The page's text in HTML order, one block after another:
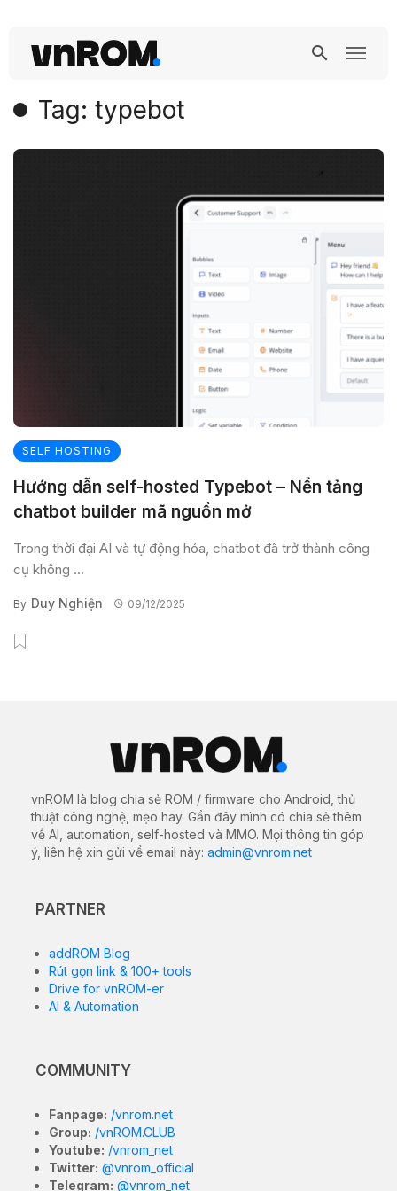
Tag: typebot
SELF HOSTING
Hướng dẫn self-hosted Typebot – Nền tảng
chatbot builder mã nguồn mở
Trong thời đại AI và tự động hóa, chatbot đã trở thành công
cụ không ...
By Duy Nghiện 09/12/2025
vnROM là blog chia sẻ ROM / firmware cho Android, thủ
thuật công nghệ, mẹo hay. Gần đây mình có chia sẻ thêm
về AI, automation, self-hosted và MMO. Mọi thông tin góp
ý, liên hệ xin gửi về email này: admin@vnrom.net
PARTNER
addROM Blog
Rút gọn link & 100+ tools
Drive for vnROM-er
AI & Automation
COMMUNITY
Fanpage: /vnrom.net
Group: /vnROM.CLUB
Youtube: /vnrom_net
Twitter: @vnrom_official
Telegram: @vnrom_net